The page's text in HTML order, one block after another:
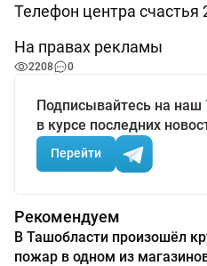
Телефон центра счастья
На правах рекламы
2208 0
Подписывайтесь на наш
в курсе последних
Перейти
Рекомендуем
В Ташобласти произошёл
пожар в одном из